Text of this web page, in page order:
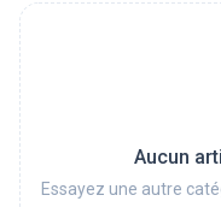
Aucun
Essayez une autre